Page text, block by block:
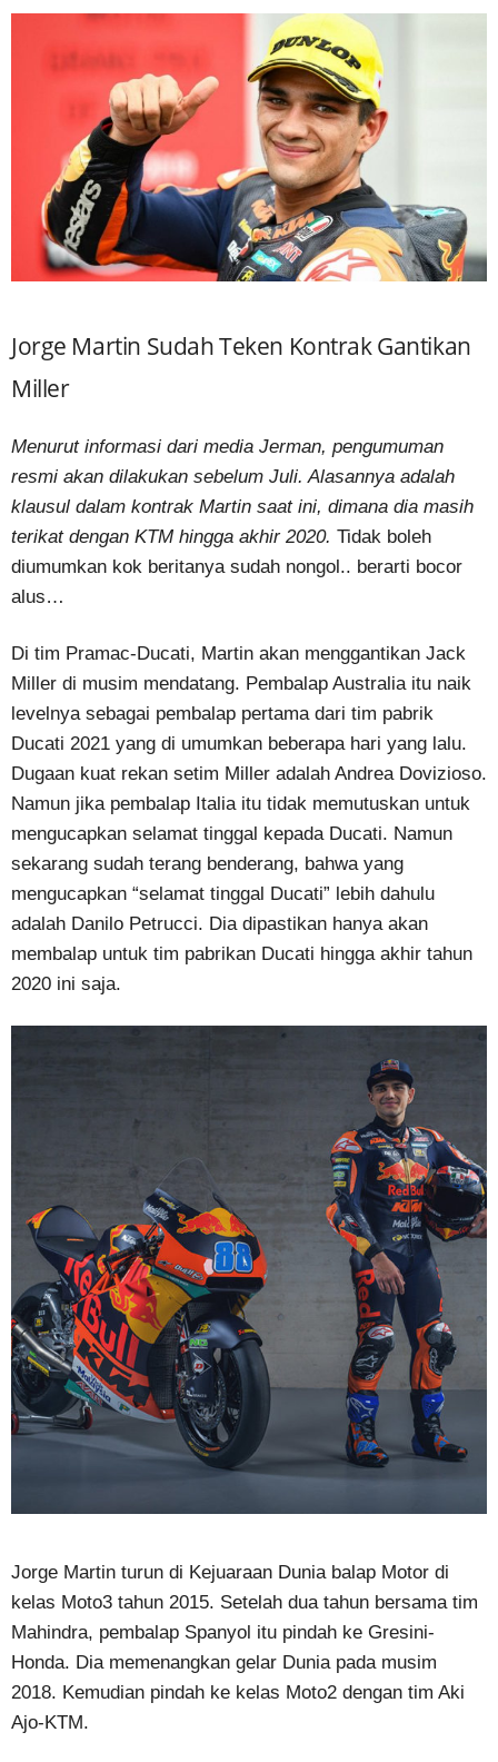
Jorge Martin Sudah Teken Kontrak Gantikan
Miller
Menurut informasi dari media Jerman, pengumuman
resmi akan dilakukan sebelum Juli. Alasannya adalah
klausul dalam kontrak Martin saat ini, dimana dia masih
terikat dengan KTM hingga akhir 2020. Tidak boleh
diumumkan kok beritanya sudah nongol.. berarti bocor
alus…
Di tim Pramac-Ducati, Martin akan menggantikan Jack
Miller di musim mendatang. Pembalap Australia itu naik
levelnya sebagai pembalap pertama dari tim pabrik
Ducati 2021 yang di umumkan beberapa hari yang lalu.
Dugaan kuat rekan setim Miller adalah Andrea Dovizioso.
Namun jika pembalap Italia itu tidak memutuskan untuk
mengucapkan selamat tinggal kepada Ducati. Namun
sekarang sudah terang benderang, bahwa yang
mengucapkan “selamat tinggal Ducati” lebih dahulu
adalah Danilo Petrucci. Dia dipastikan hanya akan
membalap untuk tim pabrikan Ducati hingga akhir tahun
2020 ini saja.
Jorge Martin turun di Kejuaraan Dunia balap Motor di
kelas Moto3 tahun 2015. Setelah dua tahun bersama tim
Mahindra, pembalap Spanyol itu pindah ke Gresini-
Honda. Dia memenangkan gelar Dunia pada musim
2018. Kemudian pindah ke kelas Moto2 dengan tim Aki
Ajo-KTM.